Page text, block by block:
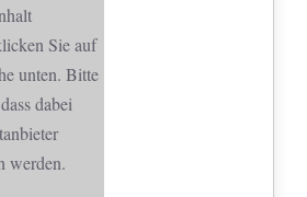
Sie auf
unten. Bitte
dabei
werden.